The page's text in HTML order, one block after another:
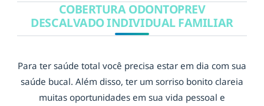
COBERTURA ODONTOPREV
DESCALVADO INDIVIDUAL FAMILIAR
Para ter saúde total você precisa estar em dia com sua
saúde bucal. Além disso, ter um sorriso bonito clareia
muitas oportunidades em sua vida pessoal e